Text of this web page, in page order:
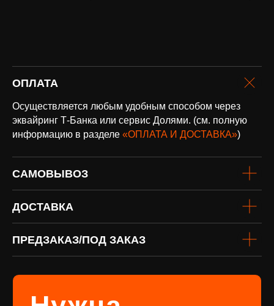
ОПЛАТА
Осуществляется любым удобным способом через
эквайринг Т-Банка или сервис Долями. (см. полную
информацию в разделе «ОПЛАТА И ДОСТАВКА»)
САМОВЫВОЗ
ДОСТАВКА
ПРЕДЗАКАЗ/ПОД ЗАКАЗ
винил
Под заказ
Если вы не нашли интересующую
издания, заполните форму
оплата и
доставка
Подробнее
Доставка по всей России и странам
СНГ